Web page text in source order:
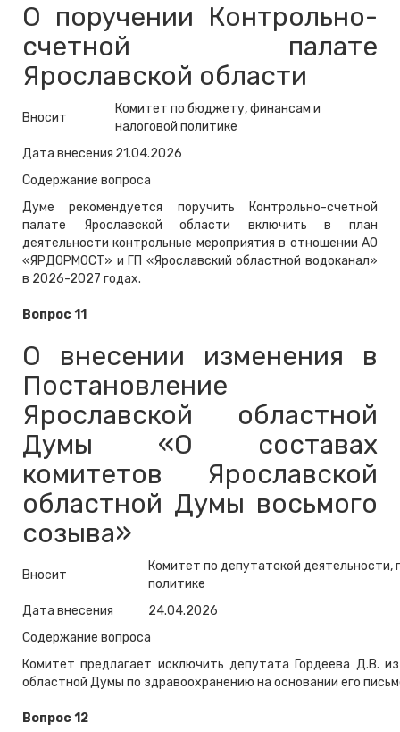
О поручении Контрольно-
счетной палате
Ярославской области
Вносит
Комитет по бюджету, финансам и
налоговой политике
Дата внесения 21.04.2026
Содержание вопроса
Думе рекомендуется поручить Контрольно-счетной
палате Ярославской области включить в план
деятельности контрольные мероприятия в отношении АО
«ЯРДОРМОСТ» и ГП «Ярославский областной водоканал»
в 2026-2027 годах.
Вопрос 11
О внесении изменения в
Постановление
Ярославской областной
Думы «О составах
комитетов Ярославской
областной Думы восьмого
созыва»
Вносит
Комитет по депутатской
политике
Дата внесения
24.04.2026
Содержание вопроса
Комитет предлагает исключить депутата Гордеева Д.В.
областной Думы по здравоохранению на основании его
Вопрос 12